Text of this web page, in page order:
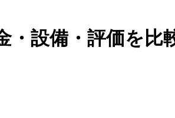
・設備・評価を比